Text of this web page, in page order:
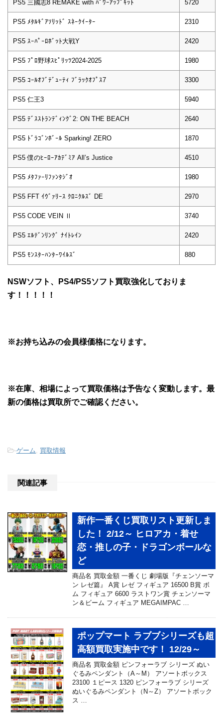
PS5 三國志8 REMAKE with ﾊﾟﾜｰｱｯﾌﾟｷｯﾄ 5720
PS5 ﾒﾀﾙｷﾞｱｿﾘｯﾄﾞ ｽﾈｰｸｲｰﾀｰ 2310
PS5 ｽｰﾊﾟｰﾛﾎﾞｯﾄ大戦Y 2420
PS5 ﾌﾟﾛ野球ｽﾋﾟﾘｯﾂ2024-2025 1980
PS5 ｺｰﾙｵﾌﾞﾃﾞｭｰﾃｨ ﾌﾞﾗｯｸｵﾌﾟｽ7 3300
PS5 仁王3 5940
PS5 ﾃﾞｽｽﾄﾗﾝﾃﾞｨﾝｸﾞ2: ON THE BEACH 2640
PS5 ﾄﾞﾗｺﾞﾝﾎﾞｰﾙ Sparking! ZERO 1870
PS5 僕のﾋｰﾛｰｱｶﾃﾞﾐｱ All’s Justice 4510
PS5 ﾒﾀﾌｧｰﾘﾌｧﾝﾀｼﾞｵ 1980
PS5 FFT ｲｳﾞｧﾘｰｽ ｸﾛﾆｸﾙｽﾞ DE 2970
PS5 CODE VEIN Ⅱ 3740
PS5 ｴﾙﾃﾞﾝﾘﾝｸﾞ ﾅｲﾄﾚｲﾝ 2420
PS5 ﾓﾝｽﾀｰﾊﾝﾀｰﾜｲﾙｽﾞ 880
NSWソフト、PS4/PS5ソフト買取強化しておりま
す！！！！！
※お持ち込みの会員様価格になります。
※在庫、相場によって買取価格は予告なく変動します。最
新の価格は買取所でご確認ください。
-ゲーム, 買取情報
関連記事
新作一番くじ買取リスト更新しま
した！ 2/12～ ヒロアカ・着せ
恋・推しの子・ドラゴンボールな
ど
商品名 買取金額 一番くじ 劇場版『チェンソーマ
ン レゼ篇』 A賞 レゼ フィギュア 16500 B賞 ボ
ム フィギュア 6600 ラストワン賞 チェンソーマ
ン＆ビーム フィギュア MEGAIMPAC …
ポップマート ラブブシリーズも超
高額買取実施中です！ 12/29～
商品名 買取金額 ピンフォーラブ シリーズ ぬい
ぐるみペンダント（A～M） アソートボックス
23100 １ピース 1320 ピンフォーラブ シリーズ
ぬいぐるみペンダント（N～Z） アソートボック
ス …